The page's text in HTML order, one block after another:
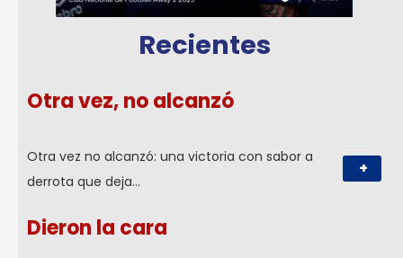
Recientes
Otra vez, no alcanzó
Otra vez no alcanzó: una victoria con sabor a
derrota que deja…
+
Dieron la cara